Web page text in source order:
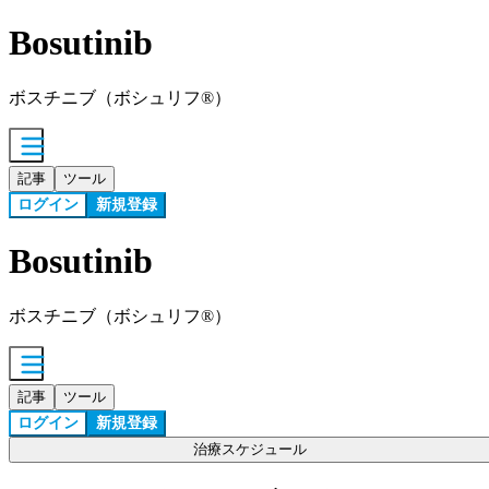
Bosutinib
ボスチニブ（ボシュリフ®）
記事 ツール
ログイン 新規登録
Bosutinib
ボスチニブ（ボシュリフ®）
記事 ツール
ログイン 新規登録
治療スケジュール